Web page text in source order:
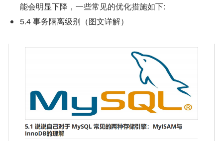
能会明显下降，一些常见的优化措施如下:
5.4 事务隔离级别（图文详解）